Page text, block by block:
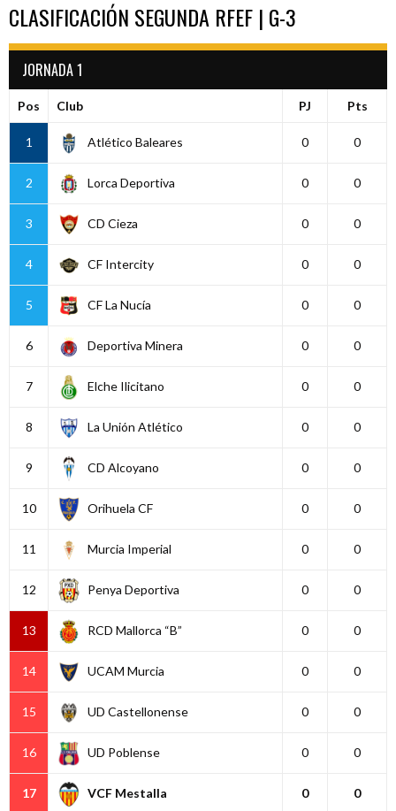
CLASIFICACIÓN SEGUNDA RFEF | G-3
JORNADA 1
Pos Club PJ Pts
1 Atlético Baleares 0 0
2 Lorca Deportiva 0 0
3 CD Cieza 0 0
4 CF Intercity 0 0
5 CF La Nucía 0 0
6 Deportiva Minera 0 0
7 Elche Ilicitano 0 0
8 La Unión Atlético 0 0
9 CD Alcoyano 0 0
10 Orihuela CF 0 0
11 Murcia Imperial 0 0
12 Penya Deportiva 0 0
13 RCD Mallorca “B” 0 0
14 UCAM Murcia 0 0
15 UD Castellonense 0 0
16 UD Poblense 0 0
17 VCF Mestalla 0 0